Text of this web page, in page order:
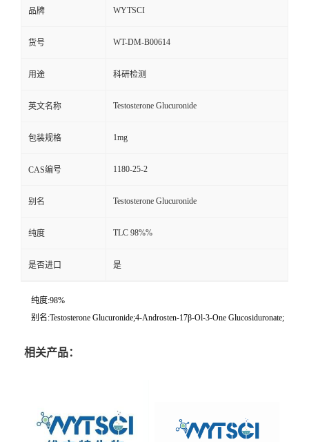
品牌 WYTSCI
货号 WT-DM-B00614
用途 科研检测
英文名称 Testosterone Glucuronide
包装规格 1mg
CAS编号 1180-25-2
别名 Testosterone Glucuronide
纯度 TLC 98%%
是否进口 是
纯度:98%
别名:Testosterone Glucuronide;4-Androsten-17β-Ol-3-One Glucosiduronate;
相关产品：